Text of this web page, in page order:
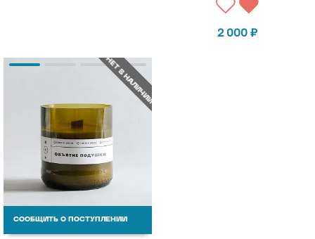
2 000 ₽
НЕТ В НАЛИЧИИ
СООБЩИТЬ О ПОСТУПЛЕНИИ